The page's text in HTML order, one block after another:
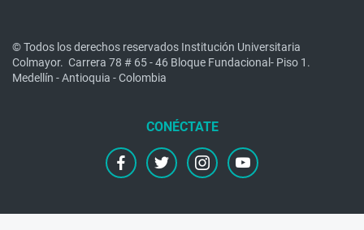
© Todos los derechos reservados Institución Universitaria
Colmayor. Carrera 78 # 65 - 46 Bloque Fundacional- Piso 1.
Medellín - Antioquia - Colombia